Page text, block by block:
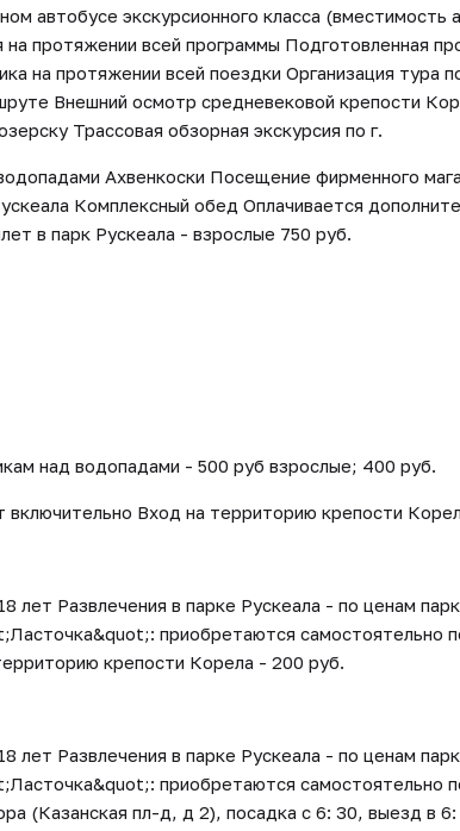
автобусе экскурсионного класса (вместимость
на протяжении всей программы Подготовленная
на протяжении всей поездки Организация тура
Внешний осмотр средневековой крепости
Трассовая обзорная экскурсия по г.
Ахвенкоски Посещение фирменного
Комплексный обед Оплачивается
в парк Рускеала - взрослые 750 руб.
над водопадами - 500 руб взрослые; 400 руб.
Вход на территорию крепости
лет Развлечения в парке Рускеала - по ценам
приобретаются самостоятельно
крепости Корела - 200 руб.
лет Развлечения в парке Рускеала - по ценам
приобретаются самостоятельно
(Казанская пл-д, д 2), посадка с 6: 30, выезд в 6: